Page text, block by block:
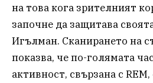
на това кога зрителният
започне да защитава
Игълман. Сканирането на
показва, че по-голямата
активност, свързана с